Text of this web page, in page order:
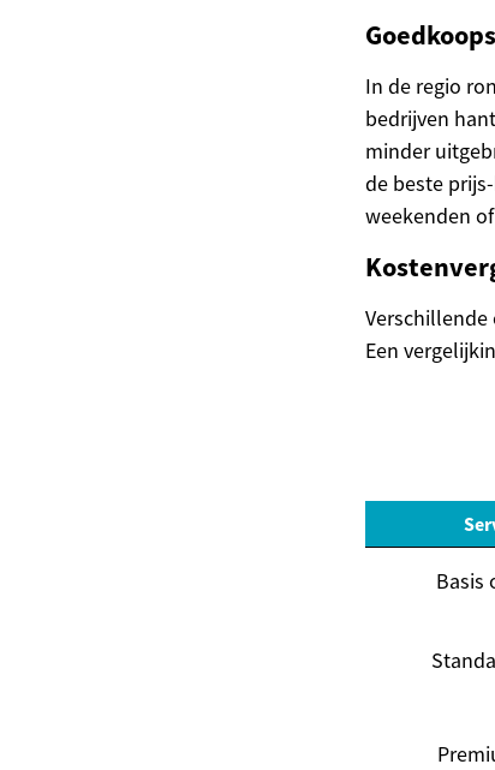
In de regio
bedrijven
minder
de beste
weekenden
Een
Basis